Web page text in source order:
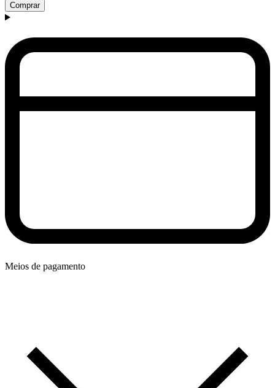
Comprar
Meios de pagamento